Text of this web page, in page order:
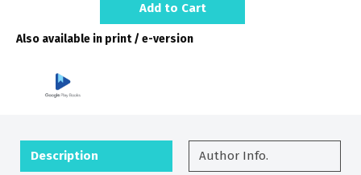
Add to Cart
Also available in print / e-version
Description Author Info.